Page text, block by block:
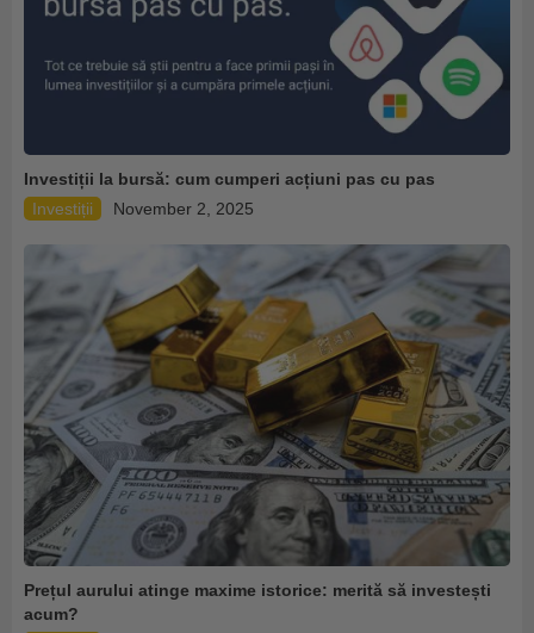
Investiții la bursă: cum cumperi acțiuni pas cu pas
Investiții
November 2, 2025
Prețul aurului atinge maxime istorice: merită să investești
acum?